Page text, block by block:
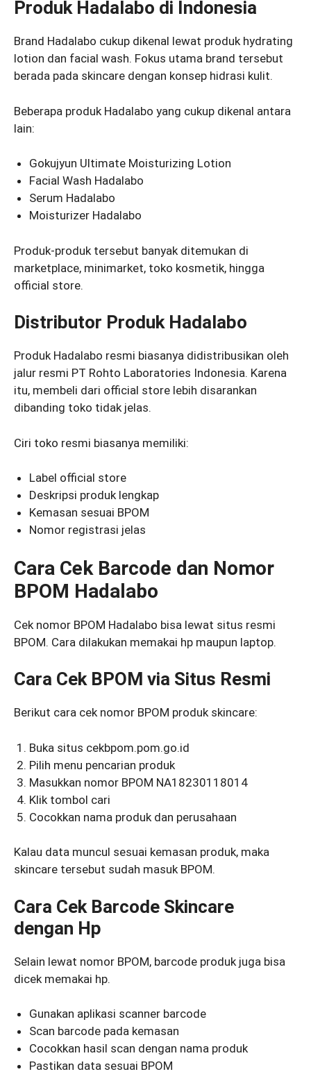
Produk Hadalabo di Indonesia
Brand Hadalabo cukup dikenal lewat produk hydrating
lotion dan facial wash. Fokus utama brand tersebut
berada pada skincare dengan konsep hidrasi kulit.
Beberapa produk Hadalabo yang cukup dikenal antara
lain:
Gokujyun Ultimate Moisturizing Lotion
Facial Wash Hadalabo
Serum Hadalabo
Moisturizer Hadalabo
Produk-produk tersebut banyak ditemukan di
marketplace, minimarket, toko kosmetik, hingga
official store.
Distributor Produk Hadalabo
Produk Hadalabo resmi biasanya didistribusikan oleh
jalur resmi PT Rohto Laboratories Indonesia. Karena
itu, membeli dari official store lebih disarankan
dibanding toko tidak jelas.
Ciri toko resmi biasanya memiliki:
Label official store
Deskripsi produk lengkap
Kemasan sesuai BPOM
Nomor registrasi jelas
Cara Cek Barcode dan Nomor
BPOM Hadalabo
Cek nomor BPOM Hadalabo bisa lewat situs resmi
BPOM. Cara dilakukan memakai hp maupun laptop.
Cara Cek BPOM via Situs Resmi
Berikut cara cek nomor BPOM produk skincare:
Buka situs cekbpom.pom.go.id
Pilih menu pencarian produk
Masukkan nomor BPOM NA18230118014
Klik tombol cari
Cocokkan nama produk dan perusahaan
Kalau data muncul sesuai kemasan produk, maka
skincare tersebut sudah masuk BPOM.
Cara Cek Barcode Skincare
dengan Hp
Selain lewat nomor BPOM, barcode produk juga bisa
dicek memakai hp.
Gunakan aplikasi scanner barcode
Scan barcode pada kemasan
Cocokkan hasil scan dengan nama produk
Pastikan data sesuai BPOM